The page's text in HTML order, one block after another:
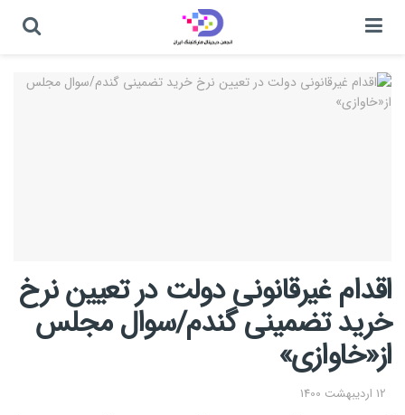
اقدام غیرقانونی دولت در تعیین نرخ
خرید تضمینی گندم/سوال مجلس
از«خاوازی»
12 اردیبهشت 1400